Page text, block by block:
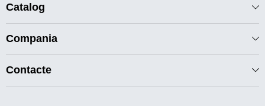
Catalog
Compania
Contacte